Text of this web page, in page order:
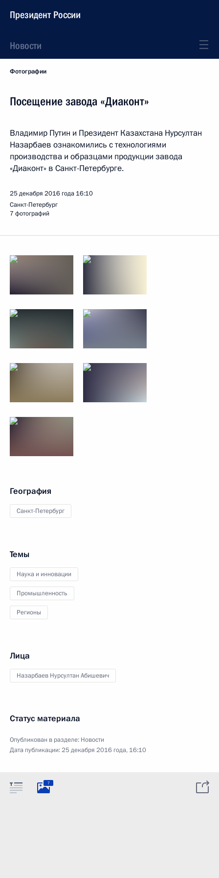
Президент России
Новости
Фотографии
Посещение завода «Диаконт»
Владимир Путин и Президент Казахстана Нурсултан
Назарбаев ознакомились с технологиями
производства и образцами продукции завода
«Диаконт» в Санкт-Петербурге.
25 декабря 2016 года 16:10
Санкт-Петербург
7 фотографий
География
Санкт-Петербург
Темы
Наука и инновации
Промышленность
Регионы
Лица
Назарбаев Нурсултан Абишевич
Статус материала
Опубликован в разделе: Новости
Дата публикации:25 декабря 2016 года, 16:10
7